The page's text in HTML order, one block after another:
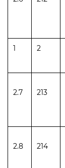
1 2
2.7 213
2.8 214